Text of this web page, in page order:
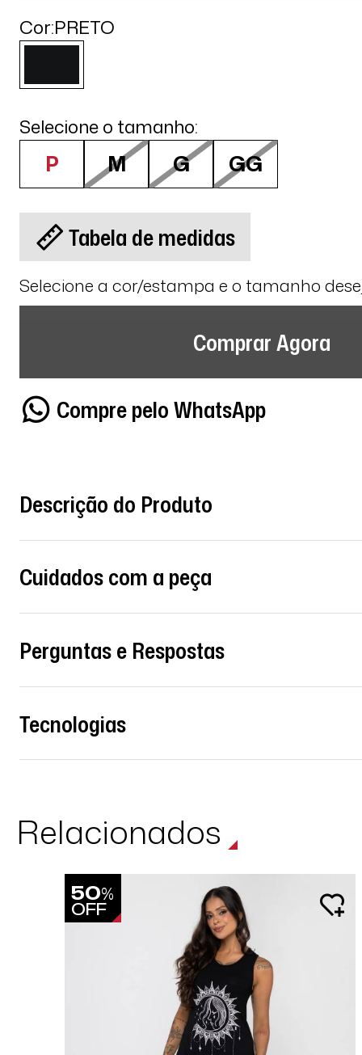
Cor:PRETO
Selecione o tamanho:
P M G GG
Tabela de medidas
Selecione a cor/estampa e o tamanho
Comprar Agora
Compre pelo WhatsApp
Descrição do Produto
Cuidados com a peça
Perguntas e Respostas
Tecnologias
Relacionados
50%
OFF